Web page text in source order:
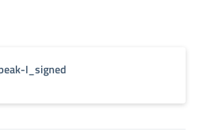
I_signed